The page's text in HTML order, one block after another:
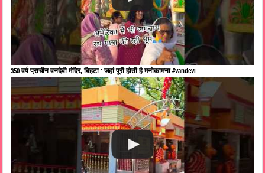
350 वर्ष प्राचीन वनदेवी मंदिर, बिहटा : जहां पूरी होती है मनोकामना #vandevi